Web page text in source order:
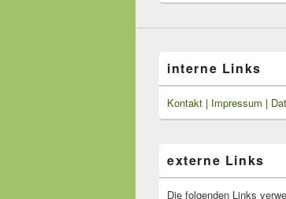
interne Links
Kontakt | Impressum |
externe Links
Die folgenden Links